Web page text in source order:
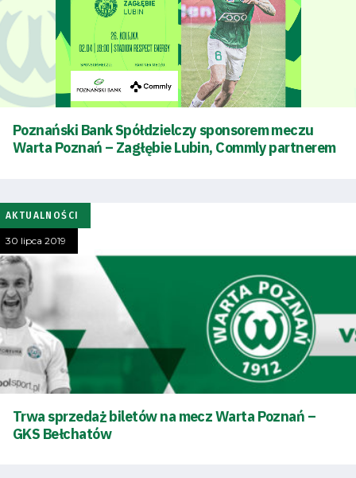
Tryb
oszczędności
energii
Dostępność
Poznański Bank Spółdzielczy sponsorem meczu
Warta Poznań – Zagłębie Lubin, Commly partnerem
AKTUALNOŚCI
30 lipca 2019
Trwa sprzedaż biletów na mecz Warta Poznań –
GKS Bełchatów